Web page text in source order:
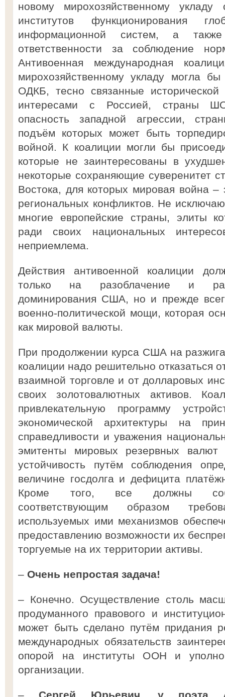
новому мирохозяйственному укладу
институтов функционирования
информационной систем, а
ответственности за соблюдение
Антивоенная международная
мирохозяйственному укладу могла
ОДКБ, тесно связанные
интересами с Россией, страны
опасность западной агрессии,
подъём которых может быть
вой­ной. К коалиции могли бы
которые не заинтересованы в
некоторые сохраняющие суверенитет
Востока, для которых мировая война –
региональных конфликтов. Не
многие европейские страны, элиты
ради своих национальных
неприемлема.
Действия антивоенной коалиции
только на разоблачение и
доминирования США, но и прежде
военно-политической мощи, которая
как мировой валюты.
При продолжении курса США на
коалиции надо решительно отказаться
взаимной торговле и от долларовых
своих золотовалютных активов.
привлекательную программу
экономической архитектуры на
справедливости и уважения
эмитенты мировых резервных валют
устойчивость путём соблюдения
величине госдолга и дефицита
Кроме того, все должны
соответствующим образом
используемых ими механизмов
предоставлению возможности их
торгуемые на их территории активы.
– Очень непростая задача!
– Конечно. Осуществление столь
продуманного правового и
может быть сделано путём придания
международных обязательств
опорой на институты ООН и
организации.